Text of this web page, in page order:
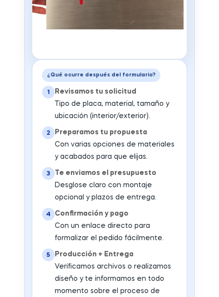
¿Qué ocurre después del formulario?
1
Revisamos tu solicitud
Tipo de placa, material, tamaño y
ubicación (interior/exterior).
2
Preparamos tu propuesta
Con varias opciones de materiales
y acabados para que elijas.
3
Te enviamos el presupuesto
Desglose claro con montaje
opcional y plazos de entrega.
4
Confirmación y pago
Con un enlace directo para
formalizar el pedido fácilmente.
5
Producción + Entrega
Verificamos archivos o realizamos
diseño y te informamos en todo
momento sobre el proceso de